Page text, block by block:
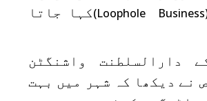
(Loopholeکہا جاتا
دارالسلطنت واشنگٹن
نے دیکھا کہ شہر میں بہت